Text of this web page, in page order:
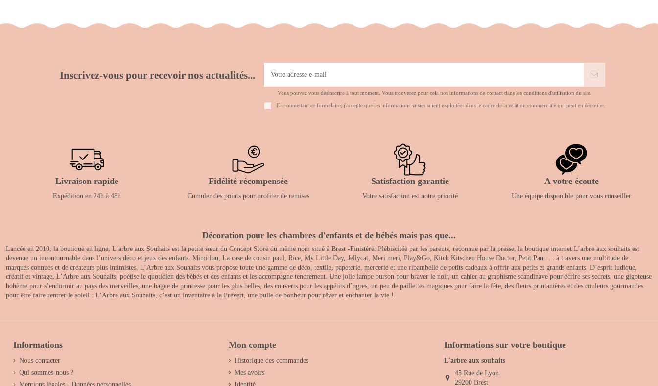
Inscrivez-vous pour recevoir nos actualités...
Vous pouvez vous désinscrire à tout moment. Vous trouverez pour cela nos informations de contact dans les conditions d'utilisation du site.
En soumettant ce formulaire, j'accepte que les informations saisies soient exploitées dans le cadre de la relation commerciale qui peut en découler.
Livraison rapide
Expédition en 24h à 48h
Fidélité récompensée
Cumuler des points pour profiter de remises
Satisfaction garantie
Votre satisfaction est notre priorité
A votre écoute
Une équipe disponible pour vous conseiller
Décoration pour les chambres d'enfants et de bébés mais pas que...
Lancée en 2010, la boutique en ligne, L’arbre aux Souhaits est la petite sœur du Concept Store du même nom situé à Brest -Finistère. Plébiscitée par les parents, reconnue par la presse, la boutique internet L’arbre aux souhaits est
devenue un incontournable dans l’univers déco et jeux des enfants. Mimi lou, La case de cousin paul, Rice, My Little Day, Jellycat, Meri meri, Play&Go, Kitch Kitschen House Doctor, Petit Pan… : à travers une multitude de
marques connues et de créateurs plus intimistes, L’Arbre aux Souhaits vous propose toute une gamme de déco, textile, papeterie, mercerie et une ribambelle de petits cadeaux à offrir aux petits et grands enfants. D’esprit ludique,
créatif et vintage, L’Arbre aux Souhaits, poétise le quotidien des bébés et des enfants et les accompagne tendrement. Une jolie lampe ourson pour braver le noir, un cahier au graphisme scandinave pour écrire ses secrets, une gigoteuse
bohème pour s’endormir au pays des merveilles, une bague de princesse pour les plus belles, des couverts pour les appétits d’ogres, un peu de paillettes magiques pour faire la fête, des fleurs printanières et des couleurs gourmandes
pour être faire rentrer le soleil : L’Arbre aux Souhaits, c’est un inventaire à la Prévert, une bulle de bonheur pour rêver et enchanter la vie !.
Informations
Nous contacter
Qui sommes-nous ?
Mentions légales - Données personnelles
Mon compte
Historique des commandes
Mes avoirs
Identité
Informations sur votre boutique
L'arbre aux souhaits
45 Rue de Lyon
29200 Brest